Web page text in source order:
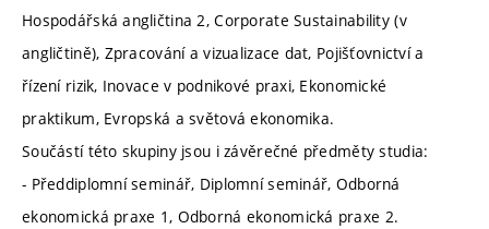
Hospodářská angličtina 2, Corporate Sustainability (v
angličtině), Zpracování a vizualizace dat, Pojišťovnictví a
řízení rizik, Inovace v podnikové praxi, Ekonomické
praktikum, Evropská a světová ekonomika.
Součástí této skupiny jsou i závěrečné předměty studia:
- Předdiplomní seminář, Diplomní seminář, Odborná
ekonomická praxe 1, Odborná ekonomická praxe 2.